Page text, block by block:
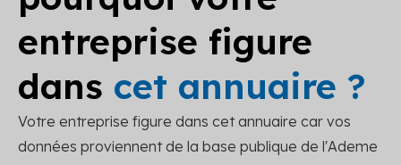
entreprise figure
dans cet annuaire ?
Votre entreprise figure dans cet annuaire car vos
données proviennent de la base publique de l'Ademe